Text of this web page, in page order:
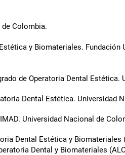
Colombia.
y Biomateriales. Fundación
de Operatoria Dental Estética.
Dental Estética. Universidad
Universidad Nacional de
Dental Estética y Biomateriales
Dental y Biomateriales